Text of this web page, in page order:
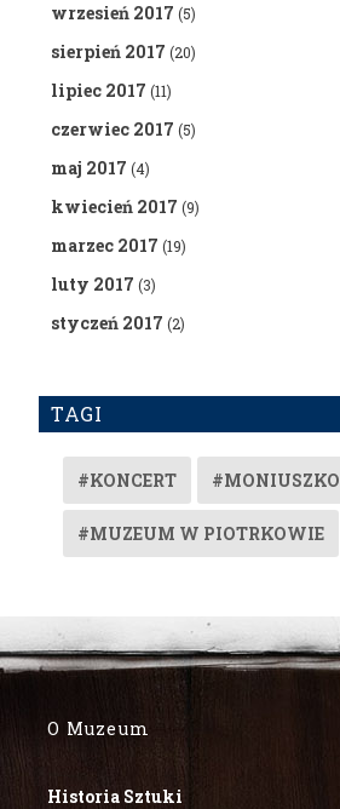
wrzesień 2017 (5)
sierpień 2017 (20)
lipiec 2017 (11)
czerwiec 2017 (5)
maj 2017 (4)
kwiecień 2017 (9)
marzec 2017 (19)
luty 2017 (3)
styczeń 2017 (2)
TAGI
#KONCERT #MONIUSZKO
#MUZEUM W PIOTRKOWIE
O Muzeum
Historia Sztuki